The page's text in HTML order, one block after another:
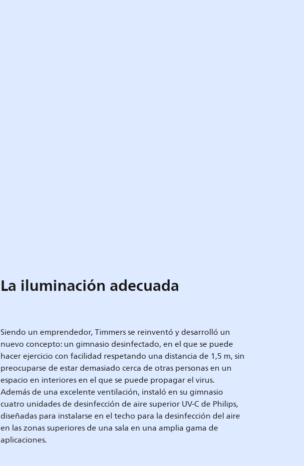
La iluminación adecuada
Siendo un emprendedor, Timmers se reinventó y desarrolló un
nuevo concepto: un gimnasio desinfectado, en el que se puede
hacer ejercicio con facilidad respetando una distancia de 1,5 m, sin
preocuparse de estar demasiado cerca de otras personas en un
espacio en interiores en el que se puede propagar el virus.
Además de una excelente ventilación, instaló en su gimnasio
cuatro unidades de desinfección de aire superior UV-C de Philips,
diseñadas para instalarse en el techo para la desinfección del aire
en las zonas superiores de una sala en una amplia gama de
aplicaciones.